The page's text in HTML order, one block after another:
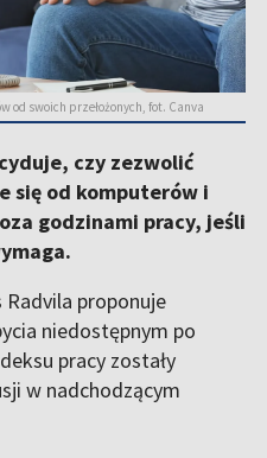
od swoich przełożonych, fot. Canva
czy zezwolić
się od komputerów i
godzinami pracy, jeśli
proponuje
niedostępnym po
pracy zostały
w nadchodzącym